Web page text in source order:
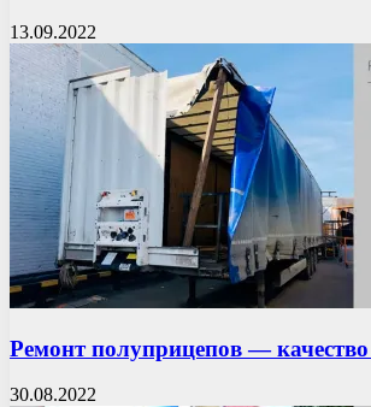
13.09.2022
Ремонт полуприцепов —
30.08.2022